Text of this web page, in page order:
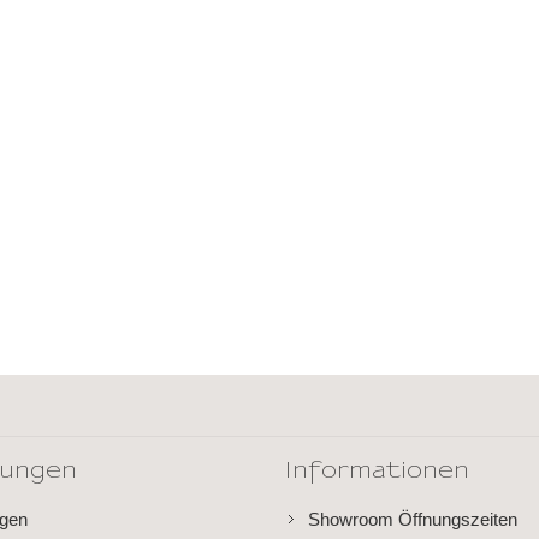
Informationen
Showroom Öffnungszeiten